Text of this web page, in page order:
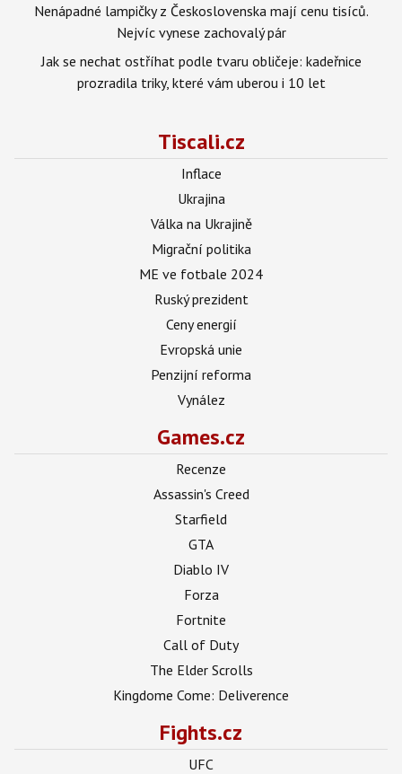
Nenápadné lampičky z Československa mají cenu tisíců.
Nejvíc vynese zachovalý pár
Jak se nechat ostříhat podle tvaru obličeje: kadeřnice
prozradila triky, které vám uberou i 10 let
Tiscali.cz
Inflace
Ukrajina
Válka na Ukrajině
Migrační politika
ME ve fotbale 2024
Ruský prezident
Ceny energií
Evropská unie
Penzijní reforma
Vynález
Games.cz
Recenze
Assassin's Creed
Starfield
GTA
Diablo IV
Forza
Fortnite
Call of Duty
The Elder Scrolls
Kingdome Come: Deliverence
Fights.cz
UFC